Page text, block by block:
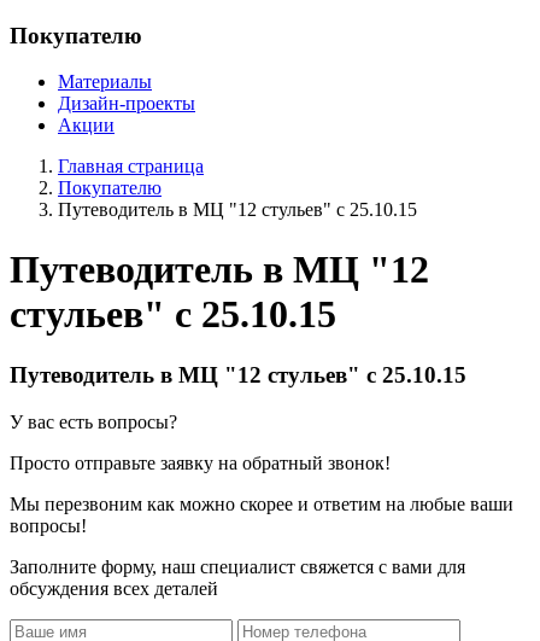
Покупателю
Материалы
Дизайн-проекты
Акции
Главная страница
Покупателю
Путеводитель в МЦ "12 стульев" с 25.10.15
Путеводитель в МЦ "12
стульев" с 25.10.15
Путеводитель в МЦ "12 стульев" с 25.10.15
У вас есть вопросы?
Просто отправьте заявку на обратный звонок!
Мы перезвоним как можно скорее и ответим на любые ваши
вопросы!
Заполните форму, наш специалист свяжется с вами для
обсуждения всех деталей